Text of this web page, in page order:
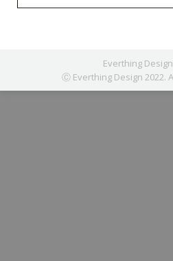
Everthing
Ⓒ Everthing Design 2022.